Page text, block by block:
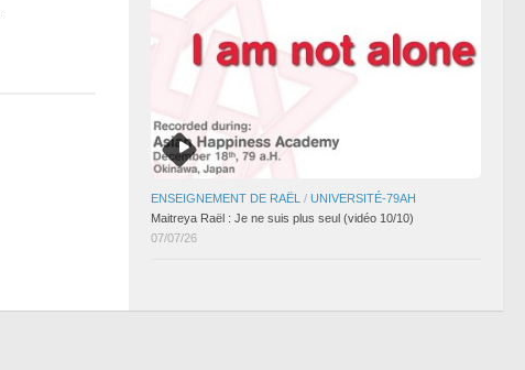
ENSEIGNEMENT DE RAËL / UNIVERSITÉ-79AH
Maitreya Raël : Je ne suis plus seul (vidéo 10/10)
07/07/26